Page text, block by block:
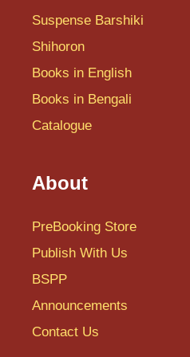
Suspense Barshiki
Shihoron
Books in English
Books in Bengali
Catalogue
About
PreBooking Store
Publish With Us
BSPP
Announcements
Contact Us